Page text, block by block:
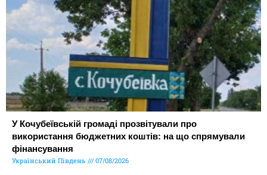
У Кочубеївській громаді прозвітували про
використання бюджетних коштів: на що спрямували
фінансування
Український Південь 07/08/2026